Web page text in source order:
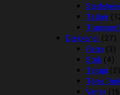
Tasker
Dækkener (27)
Regn (3)
Strik (4)
Terapi (2)
Tørre
Vinter